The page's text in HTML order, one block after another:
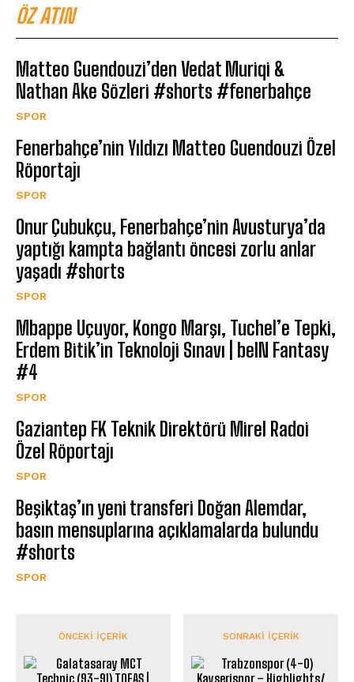
ÖZ ATIN
Matteo Guendouzi’den Vedat Muriqi &
Nathan Ake Sözleri #shorts #fenerbahçe
SPOR
Fenerbahçe’nin Yıldızı Matteo Guendouzi Özel
Röportajı
SPOR
Onur Çubukçu, Fenerbahçe’nin Avusturya’da
yaptığı kampta bağlantı öncesi zorlu anlar
yaşadı #shorts
SPOR
Mbappe Uçuyor, Kongo Marşı, Tuchel’e Tepki,
Erdem Bitik’in Teknoloji Sınavı | beIN Fantasy
#4
SPOR
Gaziantep FK Teknik Direktörü Mirel Radoi
Özel Röportajı
SPOR
Beşiktaş’ın yeni transferi Doğan Alemdar,
basın mensuplarına açıklamalarda bulundu
#shorts
SPOR
ÖNCEKI İÇERIK SONRAKI İÇERIK